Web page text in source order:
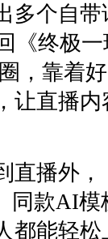
多个自
《终极
，靠着
让直播
直播外
同款AI
都能轻